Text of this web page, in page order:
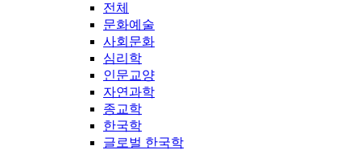
전체
문화예술
사회문화
심리학
인문교양
자연과학
종교학
한국학
글로벌 한국학